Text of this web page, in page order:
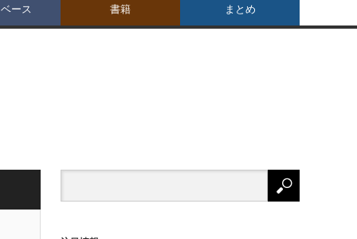
ース 書籍 まとめ